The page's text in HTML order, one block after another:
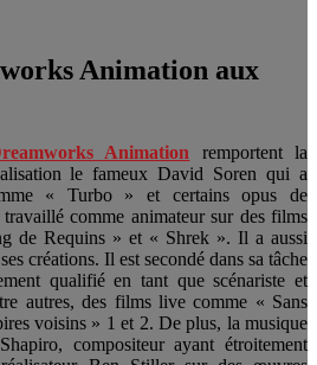
Animation aux
Animation remportent la
le fameux David Soren qui a
« Turbo » et certains opus de
comme animateur sur des films
de Requins » et « Shrek ». Il a aussi
créations. Il est secondé dans sa tâche
qualifié en tant que scénariste et
autres, des films live comme « Sans
voisins » 1 et 2. De plus, la musique
compositeur ayant étroitement